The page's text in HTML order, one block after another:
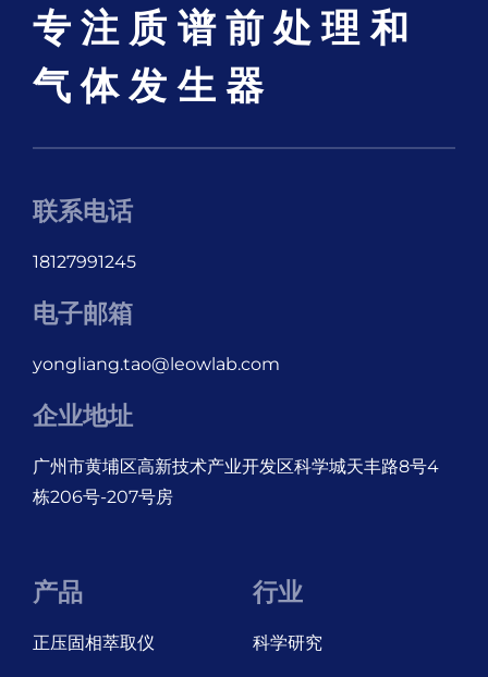
专注质谱前处理和
气体发生器
联系电话
18127991245
电子邮箱
yongliang.tao@leowlab.com
企业地址
广州市黄埔区高新技术产业开发区科学城天丰路8号4
栋206号-207号房
产品
正压固相萃取仪
行业
科学研究